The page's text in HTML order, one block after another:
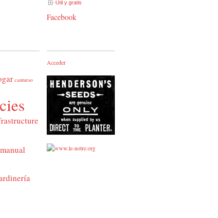
Útil y gratis
Facebook
cantueso
manual
Acceder